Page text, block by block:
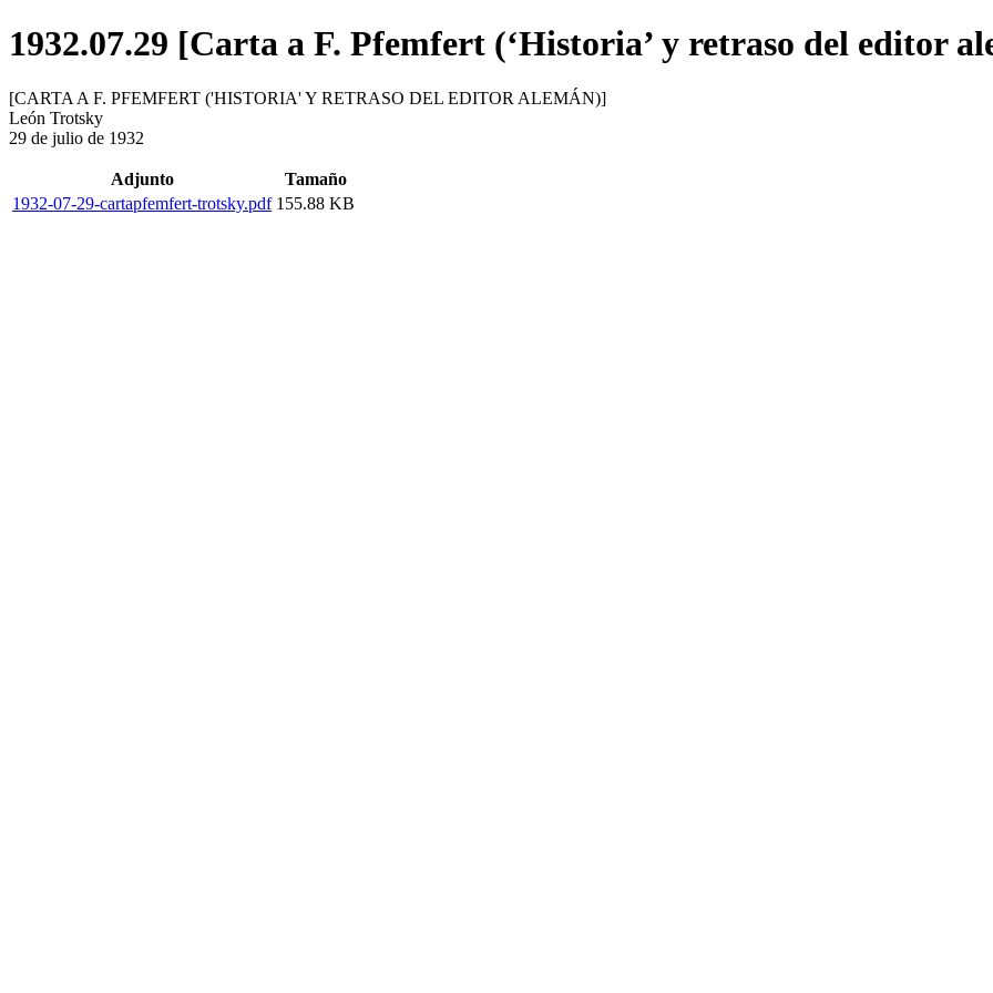
1932.07.29 [Carta a F. Pfemfert (‘Historia’ y retraso del editor
[CARTA A F. PFEMFERT ('HISTORIA' Y RETRASO DEL EDITOR ALEMÁN)]
León Trotsky
29 de julio de 1932
Adjunto
Tamaño
1932-07-29-cartapfemfert-trotsky.pdf 155.88 KB